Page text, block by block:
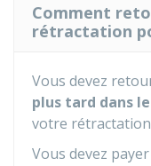
Comment
rétractation
Vous devez
plus tard dans
votre
Vous devez